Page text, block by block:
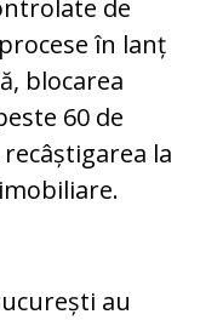
de
în lanț
blocarea
60 de
la
au